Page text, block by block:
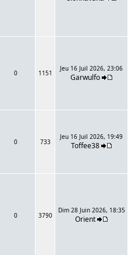
0 1151
Jeu 16 Juil 2026, 23:06
Garwulfo
0 733
Jeu 16 Juil 2026, 19:49
Toffee38
0 3790
Dim 28 Juin 2026, 18:35
Orient